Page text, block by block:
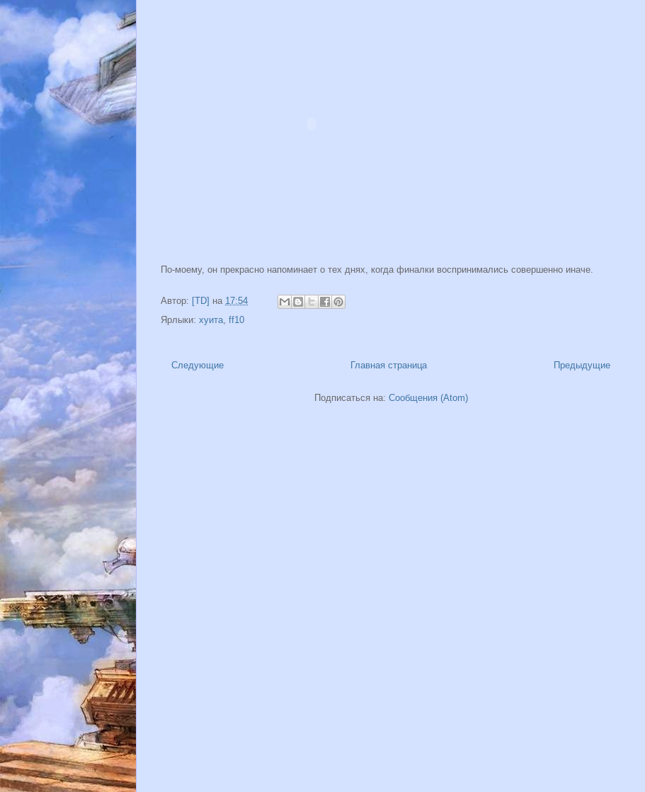
По-моему, он прекрасно напоминает о тех днях, когда финалки воспринимались совершенно иначе.
Автор: [TD] на 17:54
Ярлыки: хуита, ff10
Следующие Предыдущие
Главная страница
Подписаться на: Сообщения (Atom)